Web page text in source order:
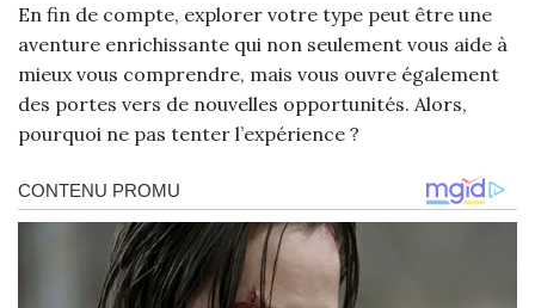
En fin de compte, explorer votre type peut être une
aventure enrichissante qui non seulement vous aide à
mieux vous comprendre, mais vous ouvre également
des portes vers de nouvelles opportunités. Alors,
pourquoi ne pas tenter l’expérience ?